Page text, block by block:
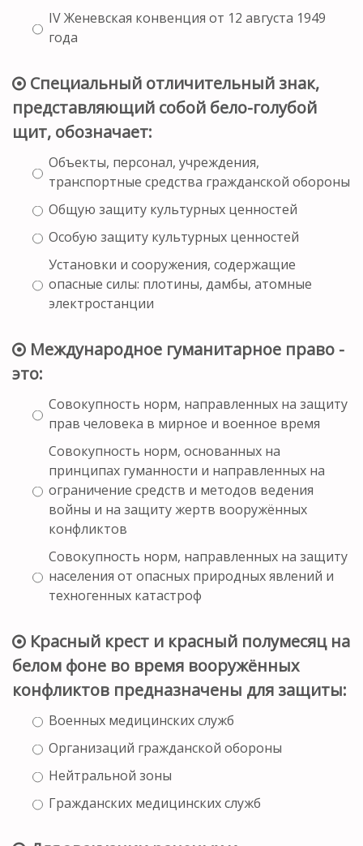
IV Женевская конвенция от 12 августа 1949
года
Специальный отличительный знак,
представляющий собой бело-голубой
щит, обозначает:
Объекты, персонал, учреждения,
транспортные средства гражданской обороны
Общую защиту культурных ценностей
Особую защиту культурных ценностей
Установки и сооружения, содержащие
опасные силы: плотины, дамбы, атомные
электростанции
Международное гуманитарное право -
это:
Совокупность норм, направленных на защиту
прав человека в мирное и военное время
Совокупность норм, основанных на
принципах гуманности и направленных на
ограничение средств и методов ведения
войны и на защиту жертв вооружённых
конфликтов
Совокупность норм, направленных на защиту
населения от опасных природных явлений и
техногенных катастроф
Красный крест и красный полумесяц на
белом фоне во время вооружённых
конфликтов предназначены для защиты:
Военных медицинских служб
Организаций гражданской обороны
Нейтральной зоны
Гражданских медицинских служб